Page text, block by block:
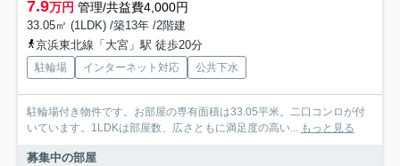
7.9万円 管理/共益費4,000円
33.05㎡ (1LDK) /築13年 /2階建
京浜東北線「大宮」駅 徒歩20分
駐輪場 インターネット対応 公共下水
駐輪場付き物件です。お部屋の専有面積は33.05平米。二口コンロが付
いています。1LDKは部屋数、広さともに満足度の高い... もっと見る
募集中の部屋